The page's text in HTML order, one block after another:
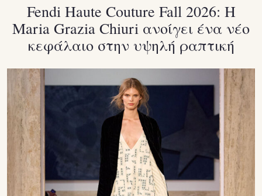
Fendi Haute Couture Fall 2026: Η
Maria Grazia Chiuri ανοίγει ένα νέο
κεφάλαιο στην υψηλή ραπτική